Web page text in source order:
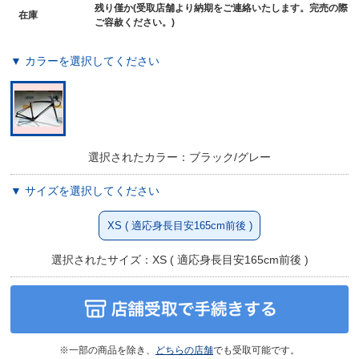
在庫
残り僅か(受取店舗より納期をご連絡いたします。完売の際
ご容赦ください。)
▼ カラーを選択してください
選択されたカラー：ブラック/グレー
▼ サイズを選択してください
XS ( 適応身長目安165cm前後 )
選択されたサイズ：XS ( 適応身長目安165cm前後 )
※一部の商品を除き、 どちらの店舗でも受取可能です。